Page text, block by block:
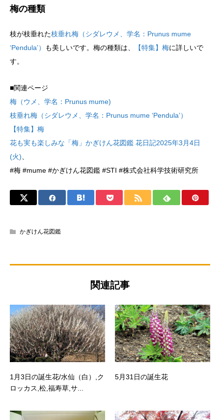
梅の種類
枝が枝垂れた枝垂れ梅（シダレウメ、学名：Prunus mume
‘Pendula’）
も美しいです。梅の種類は、 【特集】梅に詳しいで
す。
■関連ページ
梅（ウメ、学名：Prunus mume)
枝垂れ梅（シダレウメ、学名：Prunus mume ‘Pendula’）
【特集】梅
花も実も楽しみな「梅」かぎけん花図鑑 花日記2025年3月4日
(火)、
#梅 #mume #かぎけん花図鑑 #STI #株式会社科学技術研究所
かぎけん花図鑑
関連記事
1月3日の誕生花/水仙（白）,ク
ロッカス,松,福寿草,サ...
5月31日の誕生花